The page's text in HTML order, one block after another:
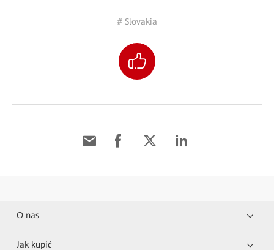
# Slovakia
O nas
Jak kupić